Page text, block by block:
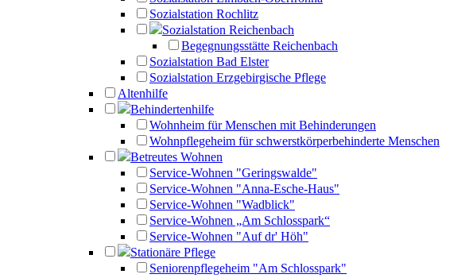
Sozialstation Rochlitz
Sozialstation Reichenbach
Begegnungsstätte Reichenbach
Sozialstation Bad Elster
Sozialstation Erzgebirgische Pflege
Altenhilfe
Behindertenhilfe
Wohnheim für Menschen mit Behinderungen
Wohnpflegeheim für schwerstkörperbehinderte Menschen
Betreutes Wohnen
Service-Wohnen "Geringswalde"
Service-Wohnen "Anna-Esche-Haus"
Service-Wohnen "Wadblick"
Service-Wohnen „Am Schlosspark“
Service-Wohnen "Auf dr' Höh"
Stationäre Pflege
Seniorenpflegeheim "Am Schlosspark"